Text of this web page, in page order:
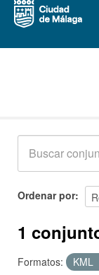
Acerca de
Ordenar por
1
Formatos: KML